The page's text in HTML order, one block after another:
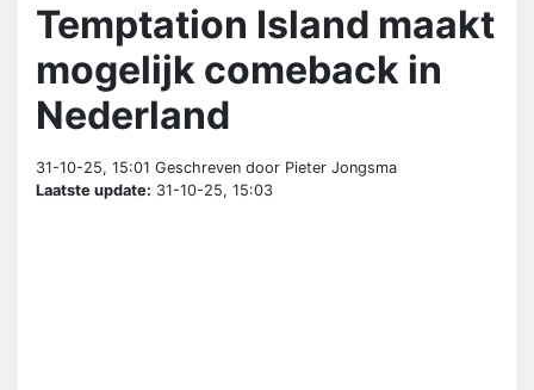
Temptation Island maakt
mogelijk comeback in
Nederland
31-10-25, 15:01 Geschreven door Pieter Jongsma
Laatste update: 31-10-25, 15:03